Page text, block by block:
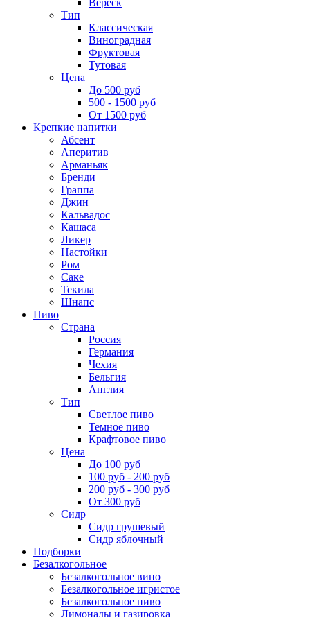
Тип
Классическая
Виноградная
Фруктовая
Тутовая
Цена
До 500 руб
500 - 1500 руб
От 1500 руб
Крепкие напитки
Абсент
Аперитив
Арманьяк
Бренди
Граппа
Джин
Кальвадос
Кашаса
Ликер
Настойки
Ром
Саке
Текила
Шнапс
Пиво
Страна
Россия
Германия
Чехия
Бельгия
Англия
Тип
Светлое пиво
Темное пиво
Крафтовое пиво
Цена
До 100 руб
100 руб - 200 руб
200 руб - 300 руб
От 300 руб
Сидр
Сидр грушевый
Сидр яблочный
Подборки
Безалкогольное
Безалкогольное вино
Безалкогольное игристое
Безалкогольное пиво
Лимонады и газировка